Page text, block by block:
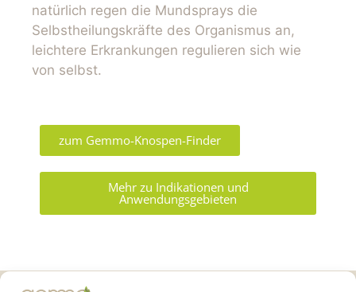
natürlich regen die Mundsprays die
Selbstheilungskräfte des Organismus an,
leichtere Erkrankungen regulieren sich wie
von selbst.
zum Gemmo-Knospen-Finder
Mehr zu Indikationen und
Anwendungsgebieten
Gemmo Community